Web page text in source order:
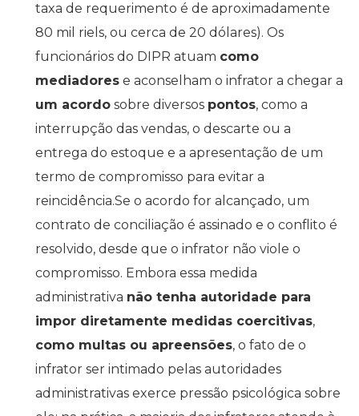
taxa de requerimento é de aproximadamente
80 mil riels, ou cerca de 20 dólares). Os
funcionários do DIPR atuam como
mediadores e aconselham o infrator a chegar a
um acordo sobre diversos pontos, como a
interrupção das vendas, o descarte ou a
entrega do estoque e a apresentação de um
termo de compromisso para evitar a
reincidência.Se o acordo for alcançado, um
contrato de conciliação é assinado e o conflito é
resolvido, desde que o infrator não viole o
compromisso. Embora essa medida
administrativa não tenha autoridade para
impor diretamente medidas coercitivas,
como multas ou apreensões, o fato de o
infrator ser intimado pelas autoridades
administrativas exerce pressão psicológica sobre